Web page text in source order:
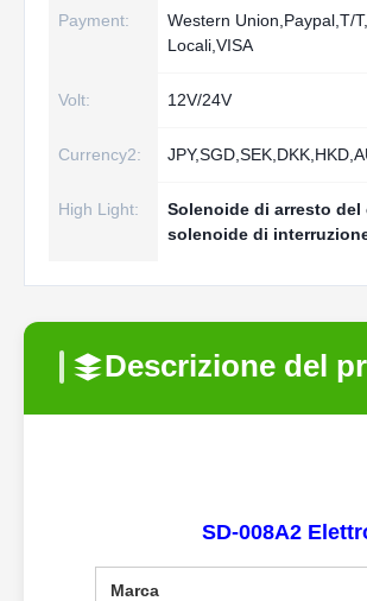
Payment:
Western Union,Paypal,T/
Locali,VISA
Volt: 12V/24V
Currency2:
High Light: Solenoide di arresto del
solenoide di
Descrizione del
SD-008A2
Marca